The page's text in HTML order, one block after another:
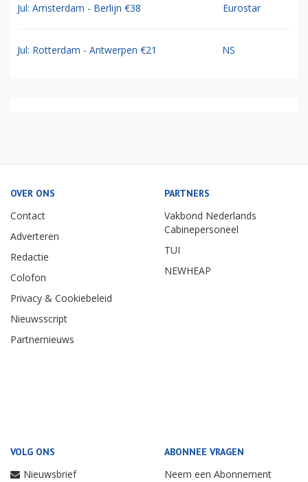
Jul: Amsterdam - Berlijn €38 Eurostar
Jul: Rotterdam - Antwerpen €21 NS
OVER ONS
Contact
Adverteren
Redactie
Colofon
Privacy & Cookiebeleid
Nieuwsscript
Partnernieuws
PARTNERS
Vakbond Nederlands
Cabinepersoneel
TUI
NEWHEAP
VOLG ONS
Nieuwsbrief
ABONNEE VRAGEN
Neem een Abonnement